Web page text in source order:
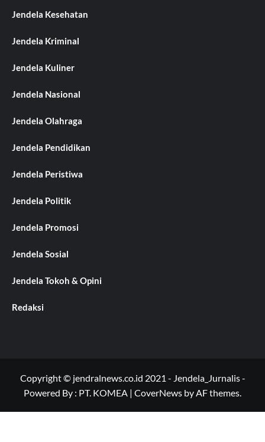
Jendela Kesehatan
Jendela Kriminal
Jendela Kuliner
Jendela Nasional
Jendela Olahraga
Jendela Pendidikan
Jendela Peristiwa
Jendela Politik
Jendela Promosi
Jendela Sosial
Jendela Tokoh & Opini
Redaksi
Copyright © jendralnews.co.id 2021 - Jendela_Jurnalis -
Powered By : PT. KOMEA | CoverNews by AF themes.